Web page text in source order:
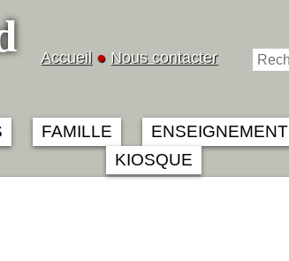
Accueil ● Nous contacter
FAMILLE ENSEIGNEMENT
KIOSQUE